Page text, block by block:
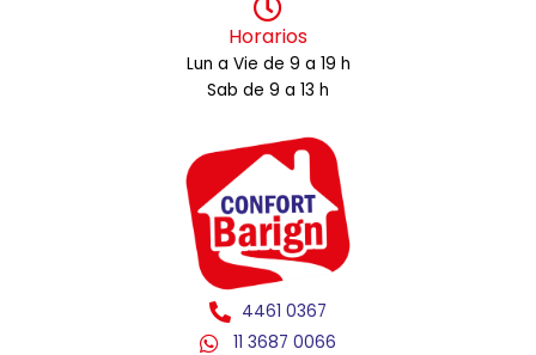
Horarios
Lun a Vie de 9 a 19 h
Sab de 9 a 13 h
4461 0367
11 3687 0066